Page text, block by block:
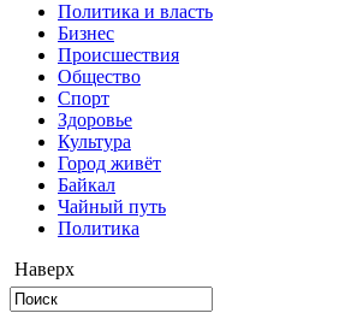
Политика и власть
Бизнес
Происшествия
Общество
Cпорт
Здоровье
Культура
Город живёт
Байкал
Чайный путь
Политика
Наверх